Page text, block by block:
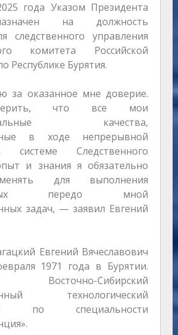
года Указом Президента
на должность
следственного управления
комитета Российской
Республике Бурятия.
за оказанное мне доверие.
что все мои
качества,
в ходе непрерывной
Следственного
и знания я обязательно
для выполнения
передо мной
задач, — заявил Евгений
Евгений Вячеславович
1971 года в Бурятии.
Сибирский
технологический
по специальности